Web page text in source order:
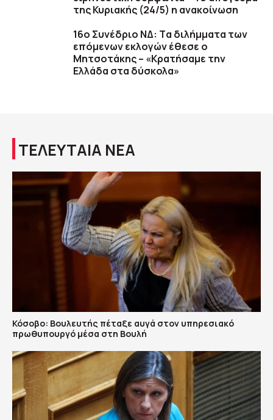
της Κυριακής (24/5) η ανακοίνωση
16ο Συνέδριο ΝΔ: Tα διλήμματα των
επόμενων εκλογών έθεσε ο
Μητσοτάκης – «Κρατήσαμε την
Ελλάδα στα δύσκολα»
ΤΕΛΕΥΤΑΙΑ ΝΕΑ
Κόσοβο: Βουλευτής πέταξε αυγά στον υπηρεσιακό
πρωθυπουργό μέσα στη Βουλή